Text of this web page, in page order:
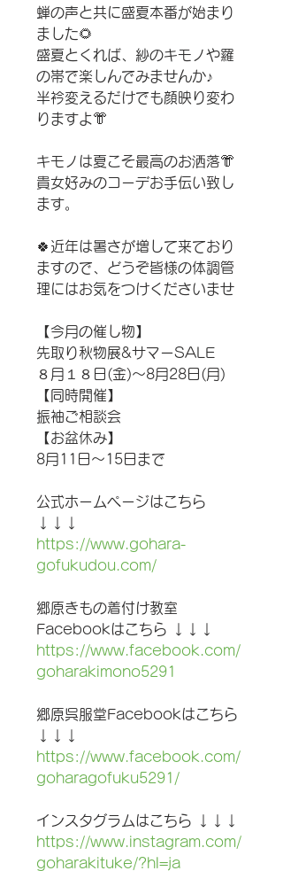
蝉の声と共に盛夏本番が始まり
ました🌻
盛夏とくれば、紗のキモノや羅
の帯で楽しんでみませんか♪
半衿変えるだけでも顔映り変わ
りますよ👘
キモノは夏こそ最高のお洒落👘
貴女好みのコーデお手伝い致し
ます。
🍀近年は暑さが増して来ており
ますので、どうぞ皆様の体調管
理にはお気をつけくださいませ
【今月の催し物】
先取り秋物展&サマーSALE
８月１８日(金)〜8月28日(月)
【同時開催】
振袖ご相談会
【お盆休み】
8月11日〜15日まで
公式ホームページはこちら
https://www.gohara-
gofukudou.com/
郷原きもの着付け教室
Facebookはこちら ↓↓↓
https://www.facebook.com/
goharakimono5291
郷原呉服堂Facebookはこちら
https://www.facebook.com/
goharagofuku5291/
インスタグラムはこちら ↓↓↓
https://www.instagram.com/
goharakituke/?hl=ja